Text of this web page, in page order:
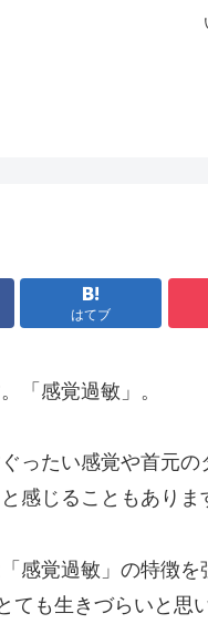
はてブ
「感覚過敏」。
ったい感覚や首元
感じることもありま
感覚過敏」の特徴を
も生きづらいと思